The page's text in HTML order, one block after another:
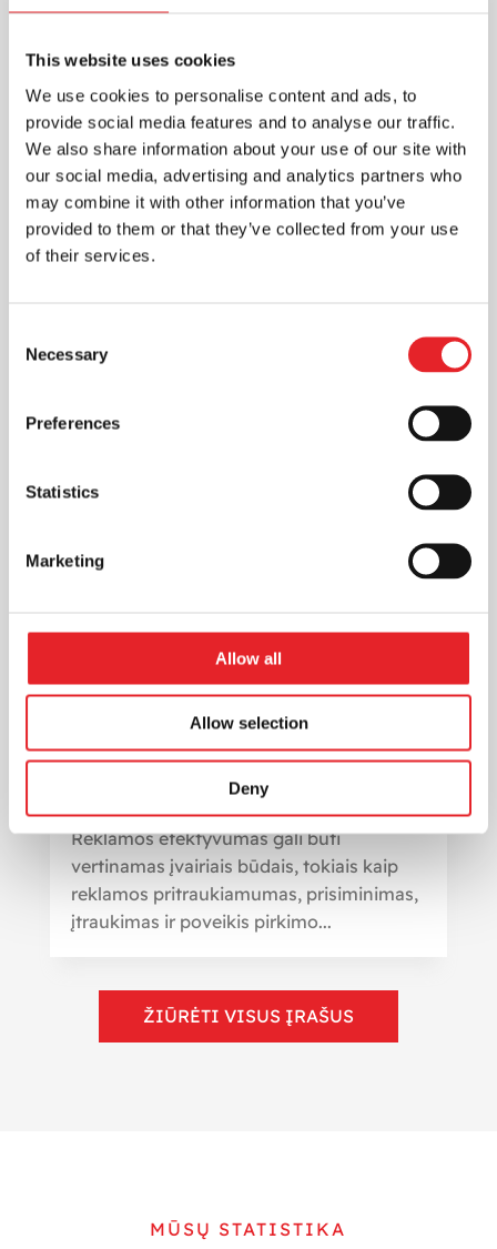
This website uses cookies
We use cookies to personalise content and ads, to
provide social media features and to analyse our traffic.
We also share information about your use of our site with
our social media, advertising and analytics partners who
may combine it with other information that you’ve
provided to them or that they’ve collected from your use
of their services.
Selection
Necessary
Preferences
Statistics
Marketing
Allow all
Allow selection
Deny
ir pigesnis būdas pasiekti
vartotojus ir sukurti ilgalaikius
santykius
Rinkodara
Skaitmeninė rinkodara - vienas iš
veiksmingų būdų pristatyti reklamuojama
Statistikos naudojimas reklamos
efektyvumui įvertinti: kaip pasiekti
geresnius rezultatus
Reklamos efektyvumas gali būti
vertinamas įvairiais būdais, tokiais kaip
reklamos pritraukiamumas, prisiminimas,
įtraukimas ir poveikis pirkimo...
ŽIŪRĖTI VISUS ĮRAŠUS
MŪSŲ STATISTIKA